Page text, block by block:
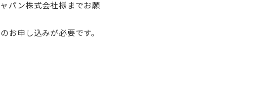
パン株式会社様までお願
申し込みが必要です。